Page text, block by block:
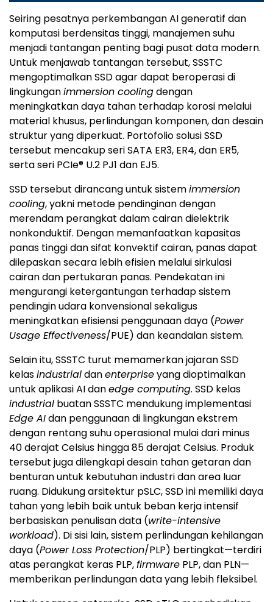
Seiring pesatnya perkembangan AI generatif dan
komputasi berdensitas tinggi, manajemen suhu
menjadi tantangan penting bagi pusat data modern.
Untuk menjawab tantangan tersebut, SSSTC
mengoptimalkan SSD agar dapat beroperasi di
lingkunganimmersion coolingdengan
meningkatkan daya tahan terhadap korosi melalui
material khusus, perlindungan komponen, dan desain
struktur yang diperkuat. Portofolio solusi SSD
tersebut mencakup seri SATA ER3, ER4, dan ER5,
serta seri PCIe® U.2 PJ1 dan EJ5.
SSD tersebut dirancang untuk sistemimmersion
cooling, yakni metode pendinginan dengan
merendam perangkat dalam cairan dielektrik
nonkonduktif. Dengan memanfaatkan kapasitas
panas tinggi dan sifat konvektif cairan, panas dapat
dilepaskan secara lebih efisien melalui sirkulasi
cairan dan pertukaran panas. Pendekatan ini
mengurangi ketergantungan terhadap sistem
pendingin udara konvensional sekaligus
meningkatkan efisiensi penggunaan daya (Power
Usage Effectiveness/PUE) dan keandalan sistem.
Selain itu, SSSTC turut memamerkan jajaran SSD
kelasindustrialdanenterpriseyang dioptimalkan
untuk aplikasi AI danedge computing. SSD kelas
industrial buatan SSSTC mendukung implementasi
Edge AIdan penggunaan di lingkungan ekstrem
dengan rentang suhu operasional mulai dari minus
40 derajat Celsius hingga 85 derajat Celsius. Produk
tersebut juga dilengkapi desain tahan getaran dan
benturan untuk kebutuhan industri dan area luar
ruang. Didukung arsitektur pSLC, SSD ini memiliki daya
tahan yang lebih baik untuk beban kerja intensif
berbasiskan penulisan data (write-intensive
workload). Di sisi lain, sistem perlindungan kehilangan
daya (Power Loss Protection/PLP) bertingkat—terdiri
atas perangkat keras PLP,firmware PLP, dan PLN—
memberikan perlindungan data yang lebih fleksibel.